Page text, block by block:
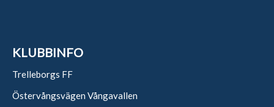
KLUBBINFO
Trelleborgs FF
Östervångsvägen Vångavallen